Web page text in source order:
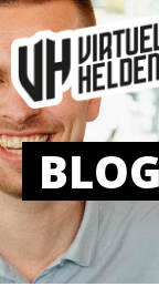
BLOG